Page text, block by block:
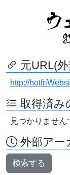
元URL(
http://
取得済み
見つかりません
外部アー
検索する